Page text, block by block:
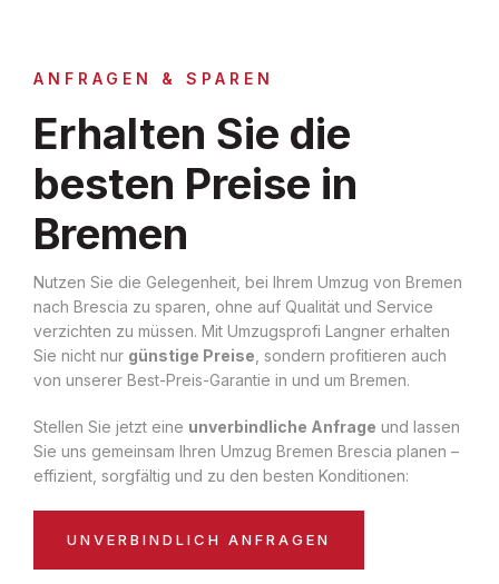
ANFRAGEN & SPAREN
Erhalten Sie die
besten Preise in
Bremen
Nutzen Sie die Gelegenheit, bei Ihrem Umzug von Bremen
nach Brescia zu sparen, ohne auf Qualität und Service
verzichten zu müssen. Mit Umzugsprofi Langner erhalten
Sie nicht nur günstige Preise , sondern profitieren auch
von unserer Best-Preis-Garantie in und um Bremen.
Stellen Sie jetzt eine unverbindliche Anfrage und lassen
Sie uns gemeinsam Ihren Umzug Bremen Brescia planen –
effizient, sorgfältig und zu den besten Konditionen:
UNVERBINDLICH ANFRAGEN